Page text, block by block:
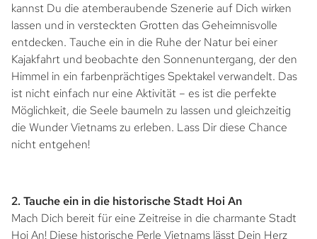
kannst Du die atemberaubende Szenerie auf Dich wirken
lassen und in versteckten Grotten das Geheimnisvolle
entdecken. Tauche ein in die Ruhe der Natur bei einer
Kajakfahrt und beobachte den Sonnenuntergang, der den
Himmel in ein farbenprächtiges Spektakel verwandelt. Das
ist nicht einfach nur eine Aktivität – es ist die perfekte
Möglichkeit, die Seele baumeln zu lassen und gleichzeitig
die Wunder Vietnams zu erleben. Lass Dir diese Chance
nicht entgehen!
2. Tauche ein in die historische Stadt Hoi An
Mach Dich bereit für eine Zeitreise in die charmante Stadt
Hoi An! Diese historische Perle Vietnams lässt Dein Herz